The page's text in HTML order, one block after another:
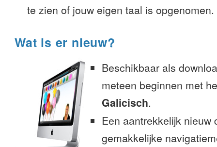
te zien of jouw eigen taal is opgenomen.
Wat is er nieuw?
Beschikbaar als
meteen beginnen met
Galicisch.
Een aantrekkelijk nieuw
gemakkelijke